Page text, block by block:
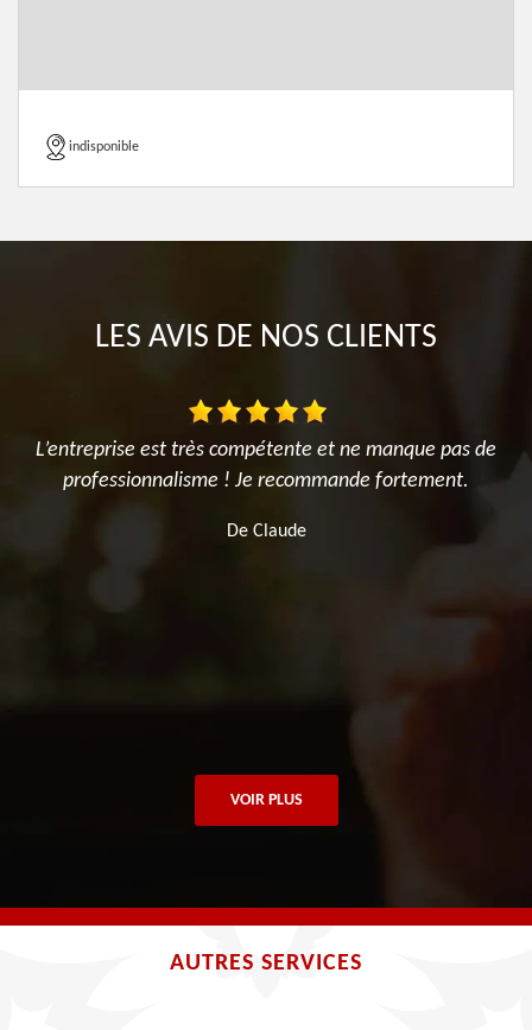
indisponible
LES AVIS DE NOS CLIENTS
L’entreprise est très compétente et ne manque pas de
professionnalisme ! Je recommande fortement.
De Claude
VOIR PLUS
AUTRES SERVICES